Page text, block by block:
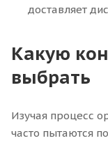
доставляет
Какую
выбрать
Изучая процесс
часто пытаются